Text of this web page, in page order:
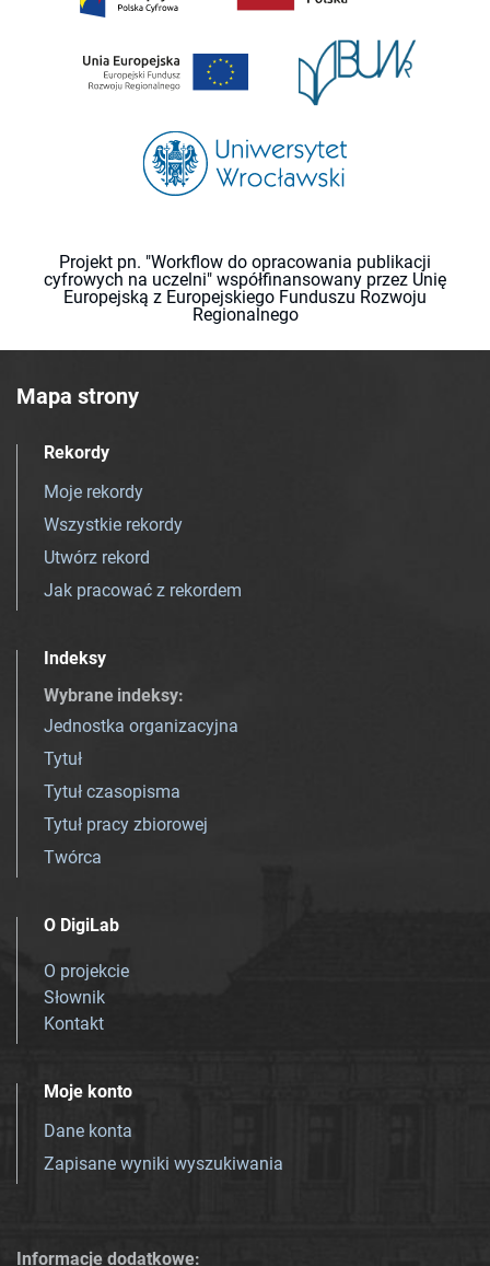
Projekt pn. "Workflow do opracowania publikacji
cyfrowych na uczelni" współfinansowany przez Unię
Europejską z Europejskiego Funduszu Rozwoju
Regionalnego
Mapa strony
Rekordy
Moje rekordy
Wszystkie rekordy
Utwórz rekord
Jak pracować z rekordem
Indeksy
Wybrane indeksy:
Jednostka organizacyjna
Tytuł
Tytuł czasopisma
Tytuł pracy zbiorowej
Twórca
O DigiLab
O projekcie
Słownik
Kontakt
Moje konto
Dane konta
Zapisane wyniki wyszukiwania
Informacje dodatkowe: